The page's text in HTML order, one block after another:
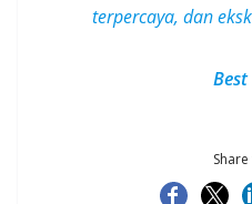
terpercaya, dan
Best